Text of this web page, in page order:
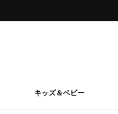
キッズ＆ベビー